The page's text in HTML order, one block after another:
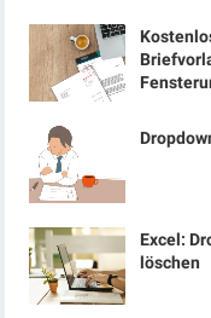
Excel:
löschen